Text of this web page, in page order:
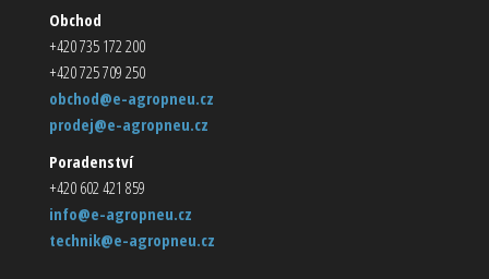
Obchod
+420 735 172 200
+420 725 709 250
obchod@e-agropneu.cz
prodej@e-agropneu.cz
Poradenství
+420 602 421 859
info@e-agropneu.cz
technik@e-agropneu.cz